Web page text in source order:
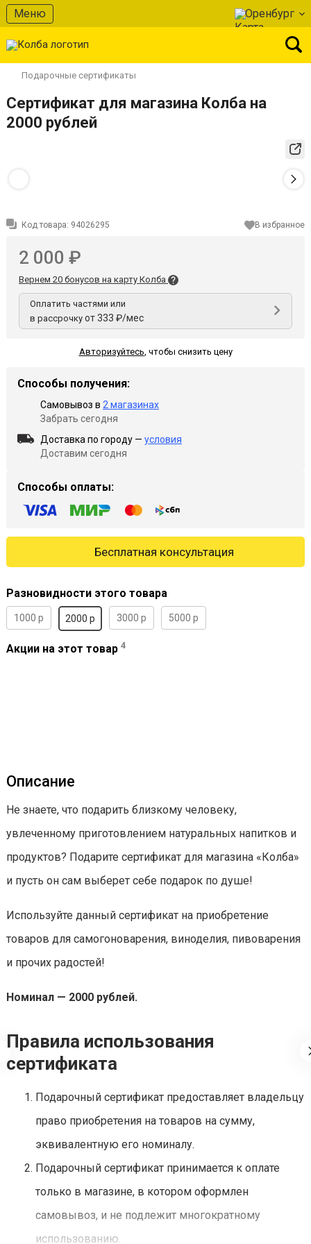
Меню Оренбург
Подарочные сертификаты
Сертификат для магазина Колба на
2000 рублей
Код товара: 94026295 В избранное
2 000 ₽
Вернем 20 бонусов на карту Колба
Оплатить частями или
в рассрочку от 333 ₽/мес
Авторизуйтесь, чтобы снизить цену
Способы получения:
Самовывоз в 2 магазинах
Забрать сегодня
Доставка по городу — условия
Доставим сегодня
Способы оплаты:
Бесплатная консультация
Разновидности этого товара
1000 р 2000 р 3000 р 5000 р
Акции на этот товар 4
Описание
Не знаете, что подарить близкому человеку,
увлеченному приготовлением натуральных напитков и
продуктов? Подарите сертификат для магазина «Колба»
и пусть он сам выберет себе подарок по душе!
Используйте данный сертификат на приобретение
товаров для самогоноварения, виноделия, пивоварения
и прочих радостей!
Номинал — 2000 рублей.
Правила использования
сертификата
Подарочный сертификат предоставляет владельцу
право приобретения на товаров на сумму,
эквивалентную его номиналу.
Подарочный сертификат принимается к оплате
только в магазине, в котором оформлен
самовывоз, и не подлежит многократному
использованию.